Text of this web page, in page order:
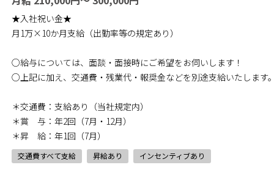
★入社祝い金★
月1万×10か月支給（出勤率等の規定あり）
○給与については、面談・面接時にご希望をお伺いします！
○上記に加え、交通費・残業代・報奨金などを別途支給いたします。
＊交通費：支給あり（当社規定内）
＊賞 与：年2回（7月・12月）
＊昇 給：年1回（7月）
交通費すべて支給 昇給あり インセンティブあり